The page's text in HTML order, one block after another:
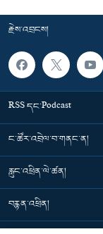
རྗེས་འབྲངས།
RSS དང་Podcast
ང་ཚོར་འབྲེལ་བ་གནང་ན།
རླུང་འཕྲིན་ལེ་ཚན།
བརྙན་འཕྲིན།